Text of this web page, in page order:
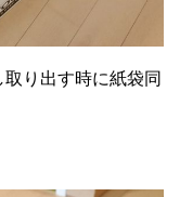
り出す時に紙袋同